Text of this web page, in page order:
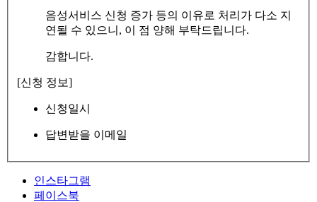
음성서비스 신청 증가 등의 이유로 처리가 다소 지
연될 수 있으니, 이 점 양해 부탁드립니다.
감합니다.
[신청 정보]
신청일시
답변받을 이메일
인스타그램
페이스북